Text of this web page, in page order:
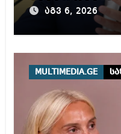
გარემოა
აგვ 6, 2026
MULTIMEDIA.GE